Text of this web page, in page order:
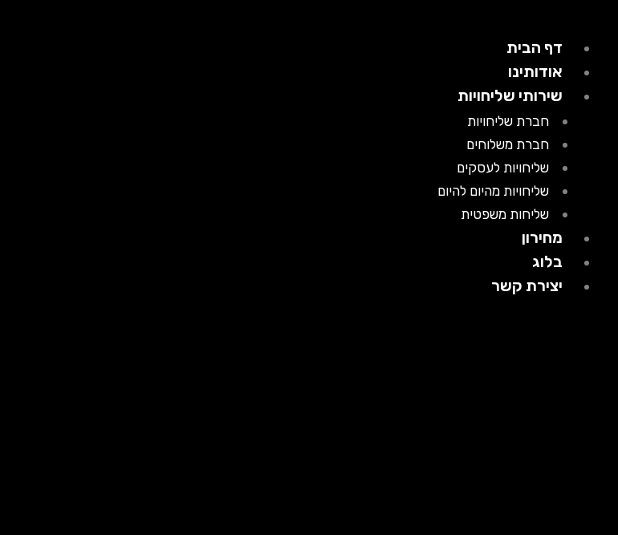
דף הבית
אודותינו
שירותי שליחויות
חברת שליחויות
חברת משלוחים
שליחויות לעסקים
שליחויות מהיום להיום
שליחות משפטית
מחירון
בלוג
יצירת קשר